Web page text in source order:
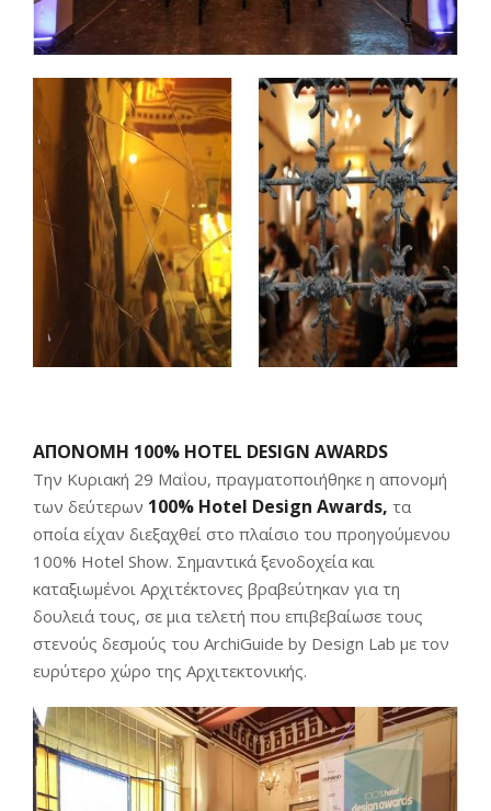
ΑΠΟΝΟΜΗ 100% HOTEL DESIGN AWARDS
Την Κυριακή 29 Μαΐου, πραγματοποιήθηκε η απονομή
των δεύτερων 100% Hotel Design Awards, τα
οποία είχαν διεξαχθεί στο πλαίσιο του προηγούμενου
100% Hotel Show. Σημαντικά ξενοδοχεία και
καταξιωμένοι Αρχιτέκτονες βραβεύτηκαν για τη
δουλειά τους, σε μια τελετή που επιβεβαίωσε τους
στενούς δεσμούς του ArchiGuide by Design Lab με τον
ευρύτερο χώρο της Αρχιτεκτονικής.